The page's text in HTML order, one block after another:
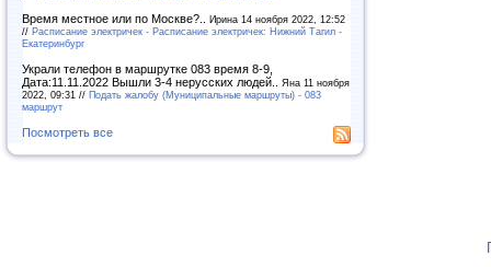
Время местное или по Москве?.. Ирина 14 ноября 2022, 12:52
// Расписание электричек - Расписание электричек: Нижний Тагил -
Екатеринбург
Украли телефон в маршрутке 083 время 8-9,
Дата:11.11.2022 Вышли 3-4 нерусских людей.. Яна 11 ноября
2022, 09:31 // Подать жалобу (Муниципальные маршруты) - 083
маршрут
Посмотреть все